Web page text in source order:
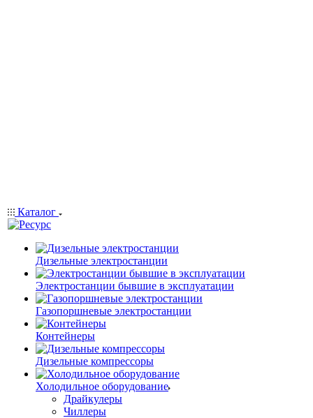
Каталог
Дизельные электростанции
Электростанции бывшие в эксплуатации
Газопоршневые электростанции
Контейнеры
Дизельные компрессоры
Холодильное оборудование
Драйкулеры
Чиллеры